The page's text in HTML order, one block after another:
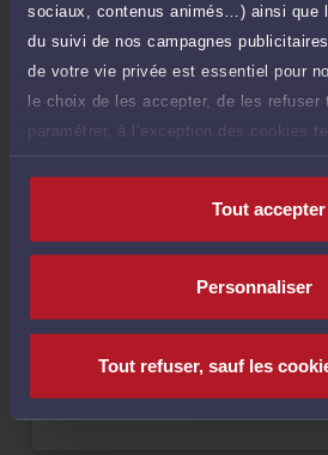
sociaux, contenus animés…) ainsi que
du suivi de nos campagnes
de votre vie privée est essentiel pour
le choix de les accepter, de les refuser
paramétrer, à l’exception des cookies
nécessaires au fonctionnement du site.
Tout accepter
Personnaliser
Tout refuser, sauf les
Compétences
Droit du travail
Droit commercial, des affaires et de